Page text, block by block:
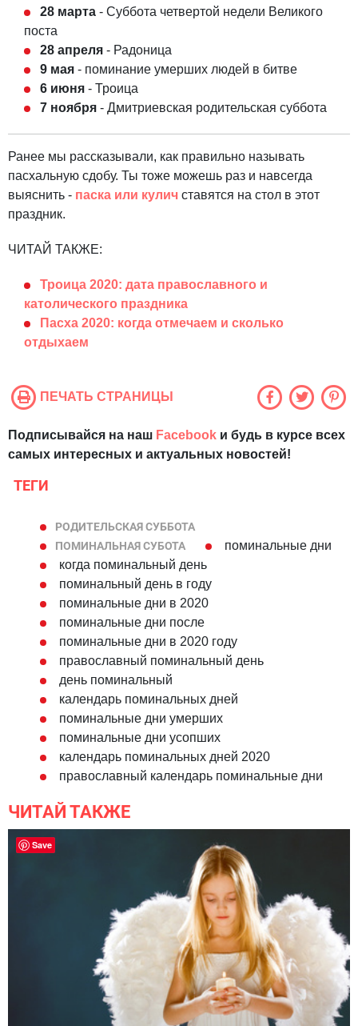
28 марта - Суббота четвертой недели Великого
поста
28 апреля - Радоница
9 мая - поминание умерших людей в битве
6 июня - Троица
7 ноября - Дмитриевская родительская суббота
Ранее мы рассказывали, как правильно называть
пасхальную сдобу. Ты тоже можешь раз и навсегда
выяснить - паска или кулич ставятся на стол в этот
праздник.
ЧИТАЙ ТАКЖЕ:
Троица 2020: дата православного и
католического праздника
Пасха 2020: когда отмечаем и сколько
отдыхаем
ПЕЧАТЬ СТРАНИЦЫ
Подписывайся на наш Facebook и будь в курсе всех
самых интересных и актуальных новостей!
ТЕГИ
РОДИТЕЛЬСКАЯ СУББОТА
ПОМИНАЛЬНАЯ СУБОТА
поминальные дни
когда поминальный день
поминальный день в году
поминальные дни в 2020
поминальные дни после
поминальные дни в 2020 году
православный поминальный день
день поминальный
календарь поминальных дней
поминальные дни умерших
поминальные дни усопших
календарь поминальных дней 2020
православный календарь поминальные дни
ЧИТАЙ ТАКЖЕ
Save